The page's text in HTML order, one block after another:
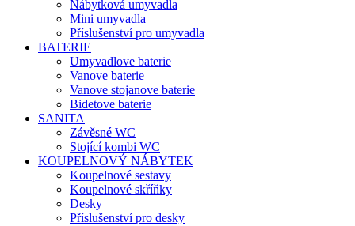
Nábytková umyvadla
Mini umyvadla
Příslušenství pro umyvadla
BATERIE
Umyvadlove baterie
Vanove baterie
Vanove stojanove baterie
Bidetove baterie
SANITA
Závěsné WC
Stojící kombi WC
KOUPELNOVÝ NÁBYTEK
Koupelnové sestavy
Koupelnové skříňky
Desky
Příslušenství pro desky